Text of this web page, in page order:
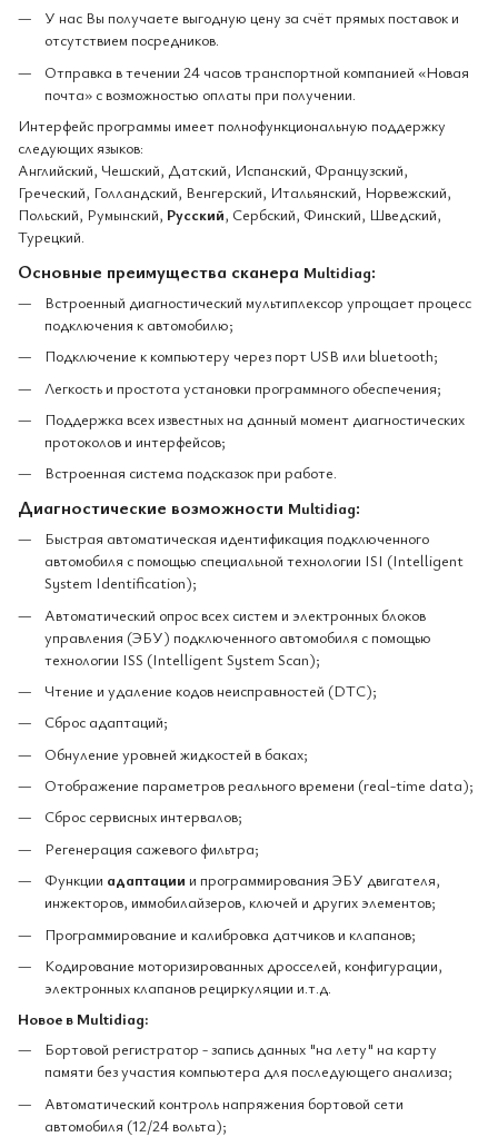
У нас Вы получаете выгодную цену за счёт прямых поставок и
отсутствием посредников.
Отправка в течении 24 часов транспортной компанией «Новая
почта» с возможностью оплаты при получении.
Интерфейс программы имеет полнофункциональную поддержку
следующих языков:
Английский, Чешский, Датский, Испанский, Французский,
Греческий, Голландский, Венгерский, Итальянский, Норвежский,
Польский, Румынский, Русский, Сербский, Финский, Шведский,
Турецкий.
Основные преимущества сканера Multidiag:
Встроенный диагностический мультиплексор упрощает процесс
подключения к автомобилю;
Подключение к компьютеру через порт USB или bluetooth;
Легкость и простота установки программного обеспечения;
Поддержка всех известных на данный момент диагностических
протоколов и интерфейсов;
Встроенная система подсказок при работе.
Диагностические возможности Multidiag:
Быстрая автоматическая идентификация подключенного
автомобиля с помощью специальной технологии ISI (Intelligent
System Identification);
Автоматический опрос всех систем и электронных блоков
управления (ЭБУ) подключенного автомобиля с помощью
технологии ISS (Intelligent System Scan);
Чтение и удаление кодов неисправностей (DTC);
Сброс адаптаций;
Обнуление уровней жидкостей в баках;
Отображение параметров реального времени (real-time data);
Сброс сервисных интервалов;
Регенерация сажевого фильтра;
Функции адаптации и программирования ЭБУ двигателя,
инжекторов, иммобилайзеров, ключей и других элементов;
Программирование и калибровка датчиков и клапанов;
Кодирование моторизированных дросселей, конфигурации,
электронных клапанов рециркуляции и.т.д.
Новое в Multidiag:
Бортовой регистратор - запись данных "на лету" на карту
памяти без участия компьютера для последующего анализа;
Автоматический контроль напряжения бортовой сети
автомобиля (12/24 вольта);